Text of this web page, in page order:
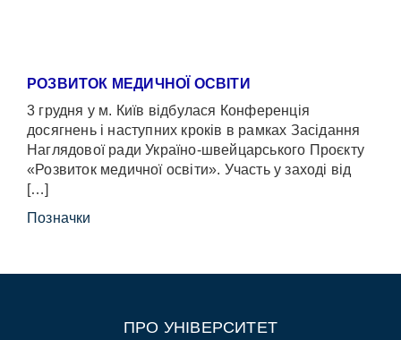
РОЗВИТОК МЕДИЧНОЇ ОСВІТИ
3 грудня у м. Київ відбулася Конференція
досягнень і наступних кроків в рамках Засідання
Наглядової ради Україно-швейцарського Проєкту
«Розвиток медичної освіти». Участь у заході від
[…]
Позначки
ПРО УНІВЕРСИТЕТ